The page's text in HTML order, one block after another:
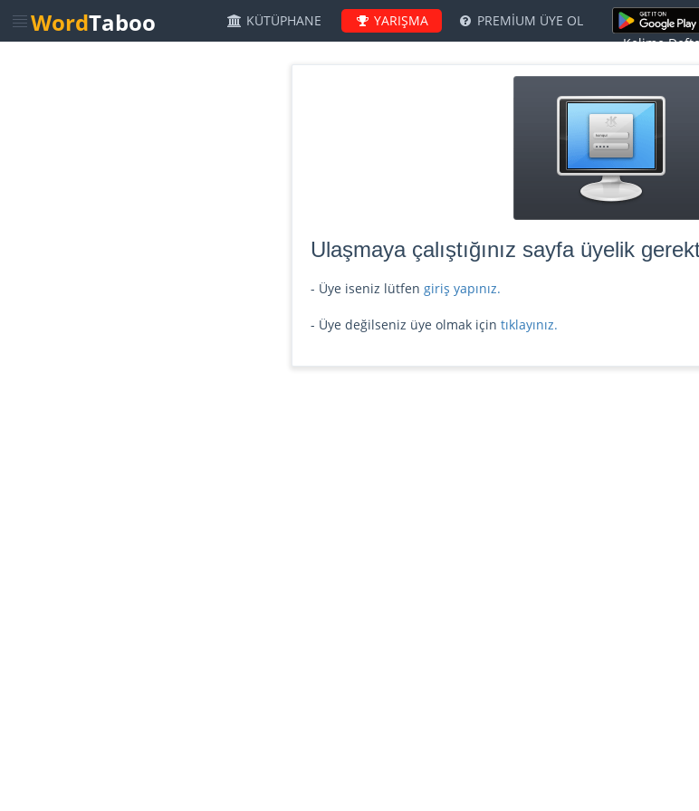
WordTaboo KÜTÜPHANE YARIŞMA PREMİUM ÜYE OL
Kelime
Ulaşmaya çalıştığınız sayfa üyelik
- Üye iseniz lütfen giriş yapınız.
- Üye değilseniz üye olmak için tıklayınız.